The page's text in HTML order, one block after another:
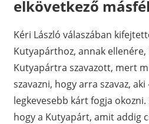
elkövetkező
Kéri László válaszában
Kutyapárthoz, annak ellenére,
Kutyapártra szavazott, mert
szavazni, hogy arra szavaz, aki
legkevesebb kárt fogja
hogy a Kutyapárt, amit addig